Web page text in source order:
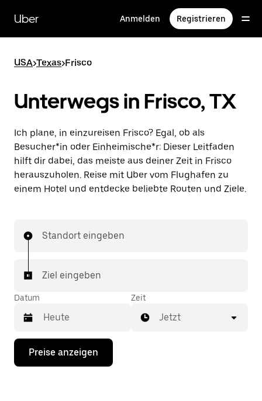
zum
Hauptinhalt
Uber Anmelden Registrieren
USA>Texas>Frisco
Unterwegs in Frisco, TX
Ich plane, in einzureisen Frisco? Egal, ob als
Besucher*in oder Einheimische*r: Dieser Leitfaden
hilft dir dabei, das meiste aus deiner Zeit in Frisco
herauszuholen. Reise mit Uber vom Flughafen zu
einem Hotel und entdecke beliebte Routen und Ziele.
Standort eingeben
Ziel eingeben
Datum
Drücke
Nach-
Zeit
Jetzt
Preise anzeigen